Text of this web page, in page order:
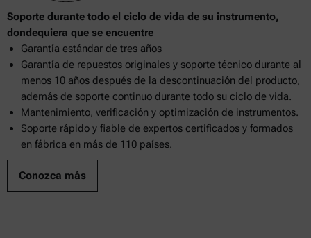
Soporte durante todo el ciclo de vida de su instrumento,
dondequiera que se encuentre
Garantía estándar de tres años
Garantía de repuestos originales y soporte técnico durante al
menos 10 años después de la descontinuación del producto,
además de soporte continuo durante todo su ciclo de vida.
Mantenimiento, verificación y optimización de instrumentos.
Soporte rápido y fiable de expertos certificados y formados
en fábrica en más de 110 países.
Conozca más